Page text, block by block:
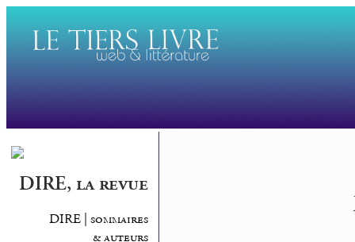
DIRE, la revue
DIRE | sommaires
& auteurs